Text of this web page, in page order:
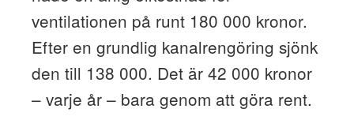
ventilationen på runt 180 000 kronor.
Efter en grundlig kanalrengöring sjönk
den till 138 000. Det är 42 000 kronor
– varje år – bara genom att göra rent.